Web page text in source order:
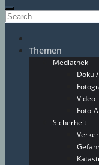
Themen
Mediathek
Doku
Video
Foto-
Sicherheit